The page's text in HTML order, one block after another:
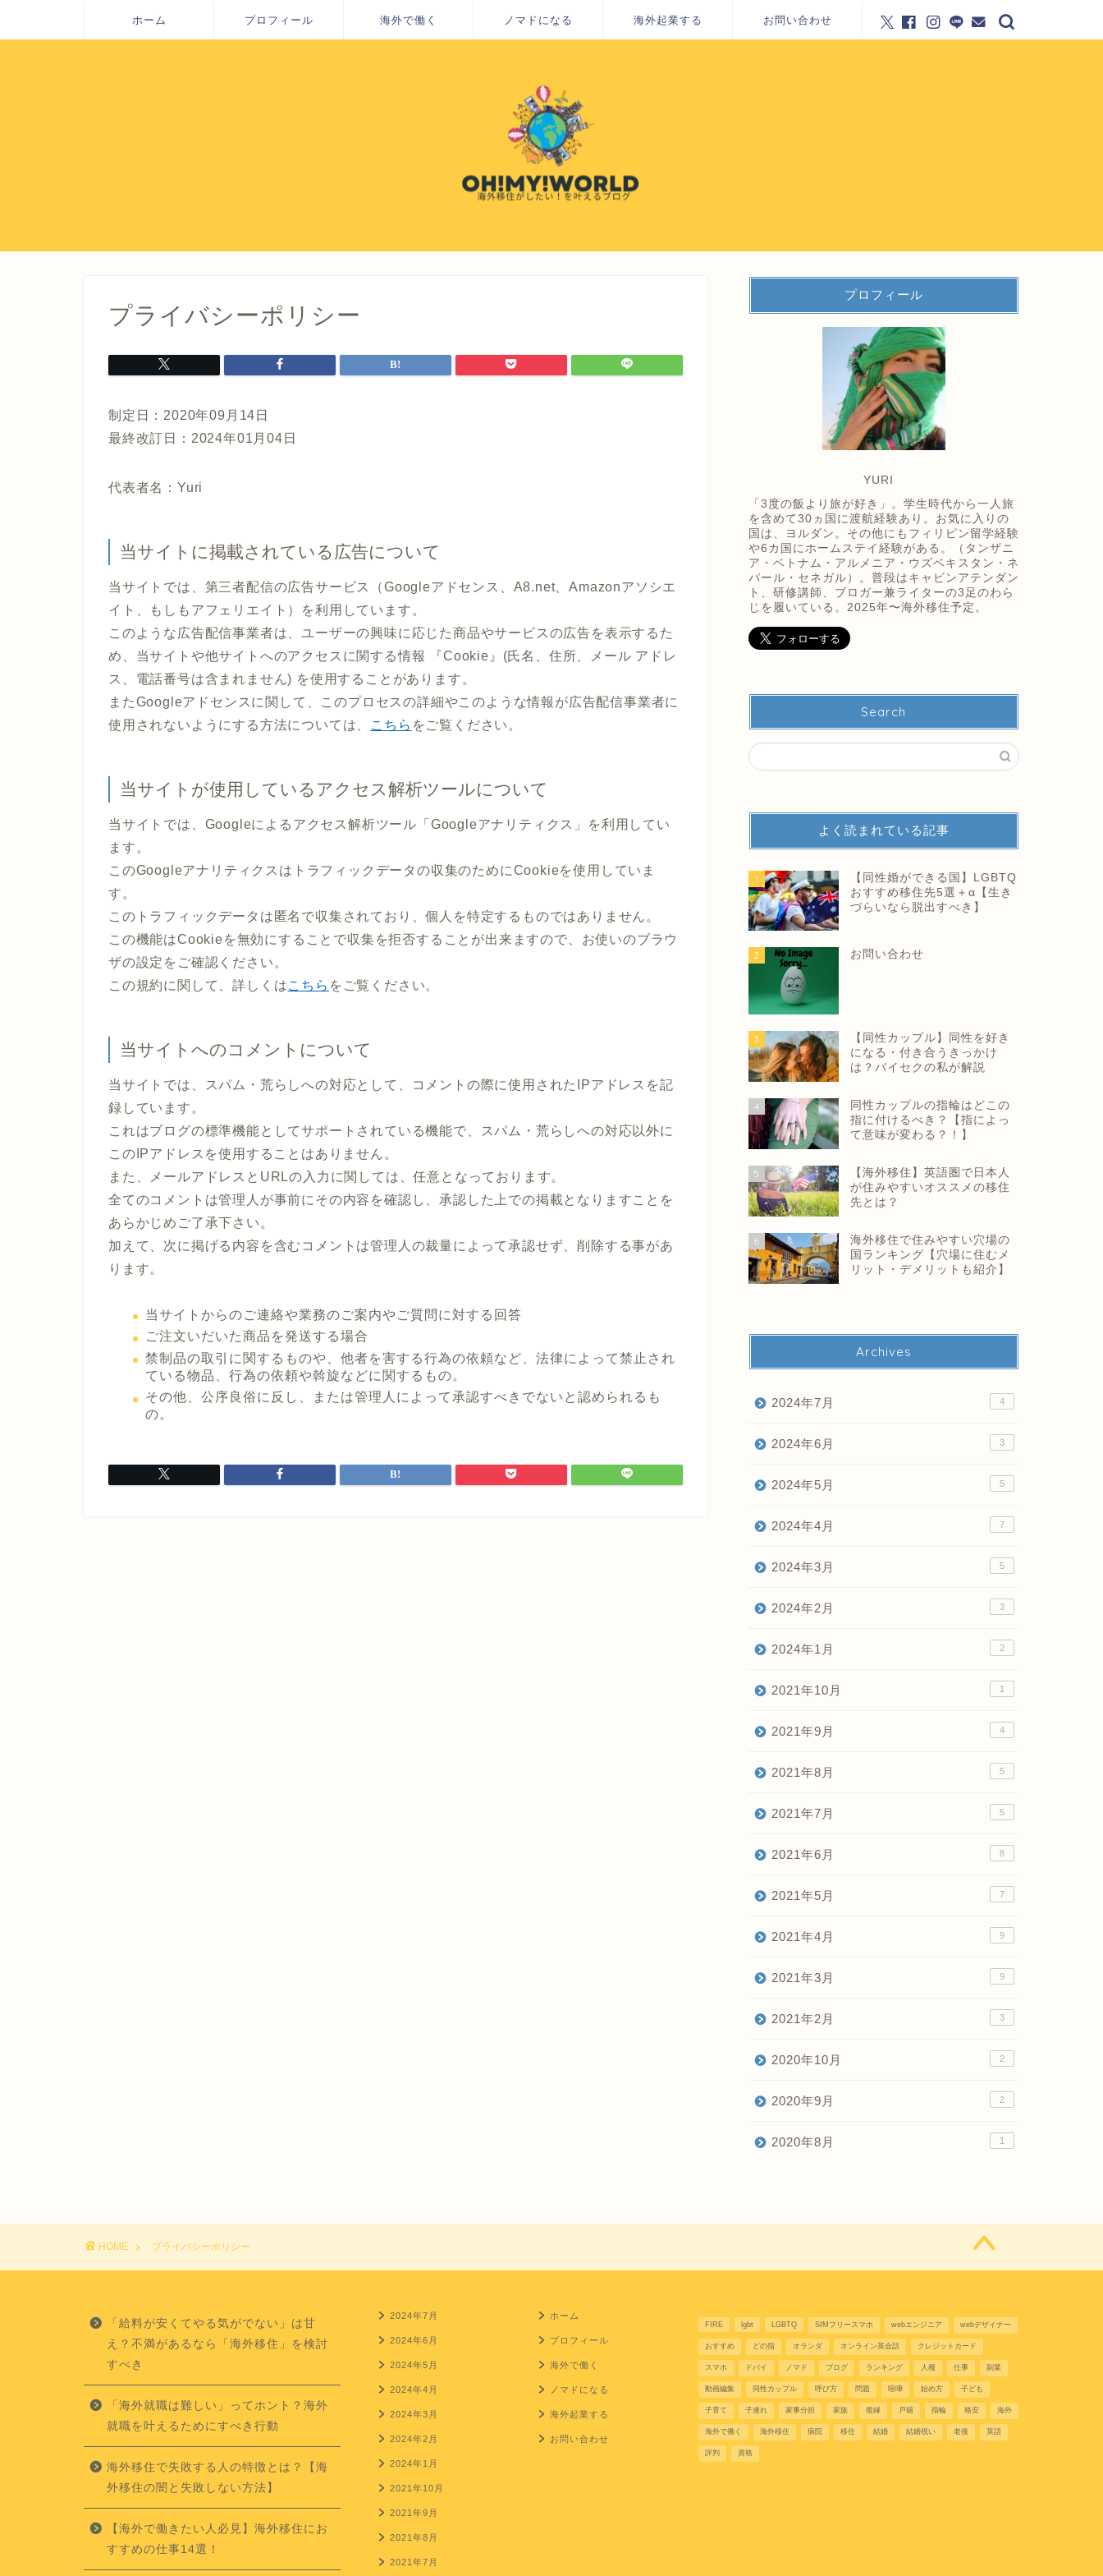
ホーム プロフィール 海外で働く ノマドになる 海外起業する お問い合わせ
プライバシーポリシー
制定日：2020年09月14日
最終改訂日：2024年01月04日
代表者名：Yuri
当サイトに掲載されている広告について
当サイトでは、第三者配信の広告サービス（Googleアドセンス、A8.net、Amazonアソシエ
イト、もしもアフェリエイト）を利用しています。
このような広告配信事業者は、ユーザーの興味に応じた商品やサービスの広告を表示するた
め、当サイトや他サイトへのアクセスに関する情報 『Cookie』(氏名、住所、メール アドレ
ス、電話番号は含まれません) を使用することがあります。
またGoogleアドセンスに関して、このプロセスの詳細やこのような情報が広告配信事業者に
使用されないようにする方法については、
こちら をご覧ください。
当サイトが使用しているアクセス解析ツールについて
当サイトでは、Googleによるアクセス解析ツール「Googleアナリティクス」を利用してい
ます。
このGoogleアナリティクスはトラフィックデータの収集のためにCookieを使用していま
す。
このトラフィックデータは匿名で収集されており、個人を特定するものではありません。
この機能はCookieを無効にすることで収集を拒否することが出来ますので、お使いのブラウ
ザの設定をご確認ください。
この規約に関して、詳しくはこちら をご覧ください。
当サイトへのコメントについて
当サイトでは、スパム・荒らしへの対応として、コメントの際に使用されたIPアドレスを記
録しています。
これはブログの標準機能としてサポートされている機能で、スパム・荒らしへの対応以外に
このIPアドレスを使用することはありません。
また、メールアドレスとURLの入力に関しては、任意となっております。
全てのコメントは管理人が事前にその内容を確認し、承認した上での掲載となりますことを
あらかじめご了承下さい。
加えて、次に掲げる内容を含むコメントは管理人の裁量によって承認せず、削除する事があ
ります。
当サイトからのご連絡や業務のご案内やご質問に対する回答
ご注文いだいた商品を発送する場合
禁制品の取引に関するものや、他者を害する行為の依頼など、法律によって禁止され
ている物品、行為の依頼や斡旋などに関するもの。
その他、公序良俗に反し、または管理人によって承認すべきでないと認められるも
の。
プロフィール
YURI
「3度の飯より旅が好き」。学生時代から一人旅
を含めて30ヵ国に渡航経験あり。お気に入りの
国は、ヨルダン。その他にもフィリピン留学経験
や6カ国にホームステイ経験がある。（タンザニ
ア・ベトナム・アルメニア・ウズベキスタン・ネ
パール・セネガル）。普段はキャビンアテンダン
ト、研修講師、ブロガー兼ライターの3足のわら
じを履いている。2025年〜海外移住予定。
Search
よく読まれている記事
1
【同性婚ができる国】LGBTQ
おすすめ移住先5選＋α【生き
づらいなら脱出すべき】
2 お問い合わせ
3
【同性カップル】同性を好き
になる・付き合うきっかけ
は？バイセクの私が解説
4
同性カップルの指輪はどこの
指に付けるべき？【指によっ
て意味が変わる？！】
5
【海外移住】英語圏で日本人
が住みやすいオススメの移住
先とは？
6
海外移住で住みやすい穴場の
国ランキング【穴場に住むメ
リット・デメリットも紹介】
Archives
2024年7月 4
2024年6月 3
2024年5月 5
2024年4月 7
2024年3月 5
2024年2月 3
2024年1月 2
2021年10月 1
2021年9月 4
2021年8月 5
2021年7月 5
2021年6月 8
2021年5月 7
2021年4月 9
2021年3月 9
2021年2月 3
2020年10月 2
2020年9月 2
2020年8月 1
HOME プライバシーポリシー
「給料が安くてやる気がでない」は甘
え？不満があるなら「海外移住」を検討
すべき
「海外就職は難しい」ってホント？海外
就職を叶えるためにすべき行動
海外移住で失敗する人の特徴とは？【海
外移住の闇と失敗しない方法】
【海外で働きたい人必見】海外移住にお
すすめの仕事14選！
2024年7月
2024年6月
2024年5月
2024年4月
2024年3月
2024年2月
2024年1月
2021年10月
2021年9月
2021年8月
2021年7月
ホーム
プロフィール
海外で働く
ノマドになる
海外起業する
お問い合わせ
FIRE lgbt LGBTQ SIMフリースマホ webエンジニア webデザイナー
おすすめ どの指 オランダ オンライン英会話 クレジットカード
スマホ ドバイ ノマド ブログ ランキング 人種 仕事 副業
動画編集 同性カップル 呼び方 問題 喧嘩 始め方 子ども
子育て 子連れ 家事分担 家族 復縁 戸籍 指輪 格安 海外
海外で働く 海外移住 病院 移住 結婚 結婚祝い 老後 英語
評判 資格